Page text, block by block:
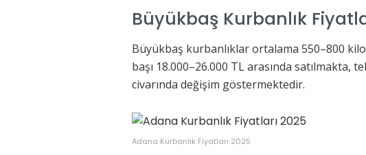
Büyükbaş Kurbanlık
Büyükbaş kurbanlıklar ortalama 550–800
başı 18.000–26.000 TL arasında satılmakta,
civarında değişim göstermektedir.
Adana Kurbanlık Fiyatları 2025